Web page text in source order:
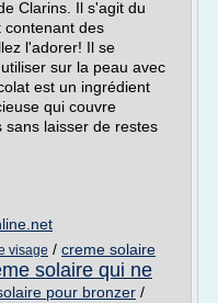
Clarins. Il s'agit du
contenant des
l'adorer! Il se
sur la peau avec
est un ingrédient
qui couvre
sans laisser de restes
visage / creme solaire
solaire qui ne
pour bronzer /